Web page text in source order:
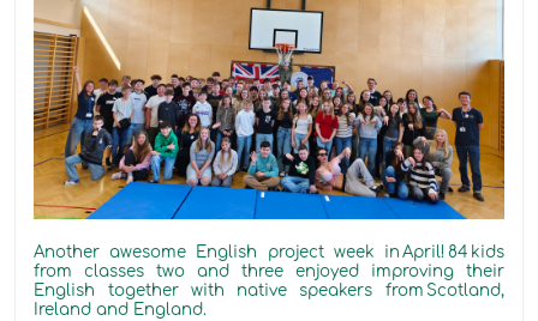
Another awesome English project week in April! 84 kids
from classes two and three enjoyed improving their
English together with native speakers from Scotland,
Ireland and England.